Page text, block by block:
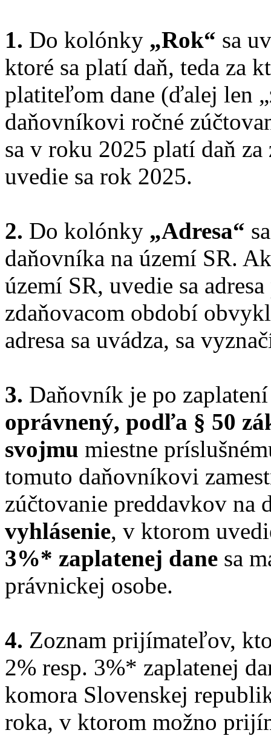
1. Do kolónky „Rok“ sa
ktoré sa platí daň, teda za
platiteľom dane (ďalej len
daňovníkovi ročné
sa v roku 2025 platí daň
uvedie sa rok 2025.
2. Do kolónky „Adresa“
daňovníka na území SR.
území SR, uvedie sa
zdaňovacom období
adresa sa uvádza, sa
3. Daňovník je po
oprávnený, podľa § 50
svojmu miestne
tomuto daňovníkovi
zúčtovanie preddavkov na
vyhlásenie, v ktorom
3%* zaplatenej dane sa
právnickej osobe.
4. Zoznam prijímateľov,
2% resp. 3%* zaplatenej
komora Slovenskej
roka, v ktorom možno